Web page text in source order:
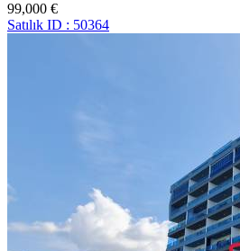
99,000 €
Satılık ID : 50364